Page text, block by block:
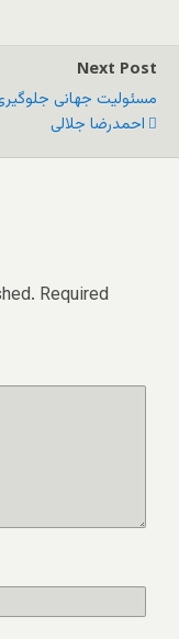
Next Post
مسئولیت جهانی
احمدرضا جلالی
Required